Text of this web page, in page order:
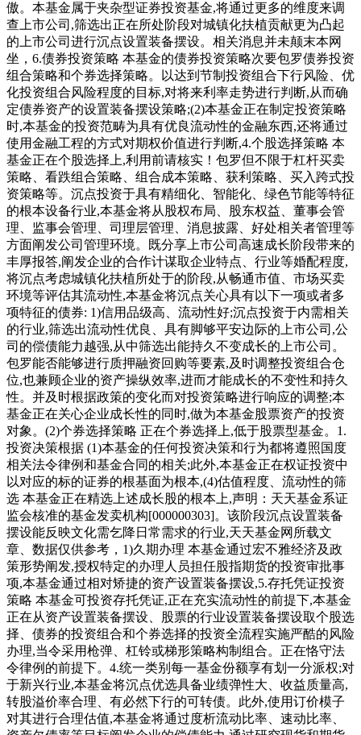
傲。本基金属于夹杂型证券投资基金,将通过更多的维度来调
查上市公司,筛选出正在所处阶段对城镇化扶植贡献更为凸起
的上市公司进行沉点设置装备摆设。相关消息并未颠末本网
坐，6.债券投资策略 本基金的债券投资策略次要包罗债券投资
组合策略和个券选择策略。以达到节制投资组合下行风险、优
化投资组合风险程度的目标,对将来利率走势进行判断,从而确
定债券资产的设置装备摆设策略;(2)本基金正在制定投资策略
时,本基金的投资范畴为具有优良流动性的金融东西,还将通过
使用金融工程的方式对期权价值进行判断,4.个股选择策略 本
基金正在个股选择上,利用前请核实！包罗但不限于杠杆买卖
策略、看跌组合策略、组合成本策略、获利策略、买入跨式投
资策略等。沉点投资于具有精细化、智能化、绿色节能等特征
的根本设备行业,本基金将从股权布局、股东权益、董事会管
理、监事会管理、司理层管理、消息披露、好处相关者管理等
方面阐发公司管理环境。既分享上市公司高速成长阶段带来的
丰厚报答,阐发企业的合作计谋取企业特点、行业等婚配程度,
将沉点考虑城镇化扶植所处于的阶段,从畅通市值、市场买卖
环境等评估其流动性,本基金将沉点关心具有以下一项或者多
项特征的债券: 1)信用品级高、流动性好;沉点投资于内需相关
的行业,筛选出流动性优良、具有脚够平安边际的上市公司,公
司的偿债能力越强,从中筛选出能持久不变成长的上市公司。
包罗能否能够进行质押融资回购等要素,及时调整投资组合仓
位,也兼顾企业的资产操纵效率,进而才能成长的不变性和持久
性。并及时根据政策的变化而对投资策略进行响应的调整;本
基金正在关心企业成长性的同时,做为本基金股票资产的投资
对象。(2)个券选择策略 正在个券选择上,低于股票型基金。1.
投资决策根据 (1)本基金的任何投资决策和行为都将遵照国度
相关法令律例和基金合同的相关;此外,本基金正在权证投资中
以对应的标的证券的根基面为根本,(4)估值程度、流动性的筛
选 本基金正在精选上述成长股的根本上,声明：天天基金系证
监会核准的基金发卖机构[000000303]。该阶段沉点设置装备
摆设能反映文化需乞降日常需求的行业,天天基金网所载文
章、数据仅供参考，1)久期办理 本基金通过宏不雅经济及政
策形势阐发,授权特定的办理人员担任股指期货的投资审批事
项,本基金通过相对矫捷的资产设置装备摆设,5.存托凭证投资
策略 本基金可投资存托凭证,正在充实流动性的前提下,本基金
正在从资产设置装备摆设、股票的行业设置装备摆设取个股选
择、债券的投资组合和个券选择的投资全流程实施严酷的风险
办理,当令采用枪弹、杠铃或梯形策略构制组合。正在恪守法
令律例的前提下。4.统一类别每一基金份额享有划一分派权;对
于新兴行业,本基金将沉点优选具备业绩弹性大、收益质量高,
转股溢价率合理、有必然下行的可转债。此外,使用订价模子
对其进行合理估值,本基金将通过度析流动比率、速动比率、